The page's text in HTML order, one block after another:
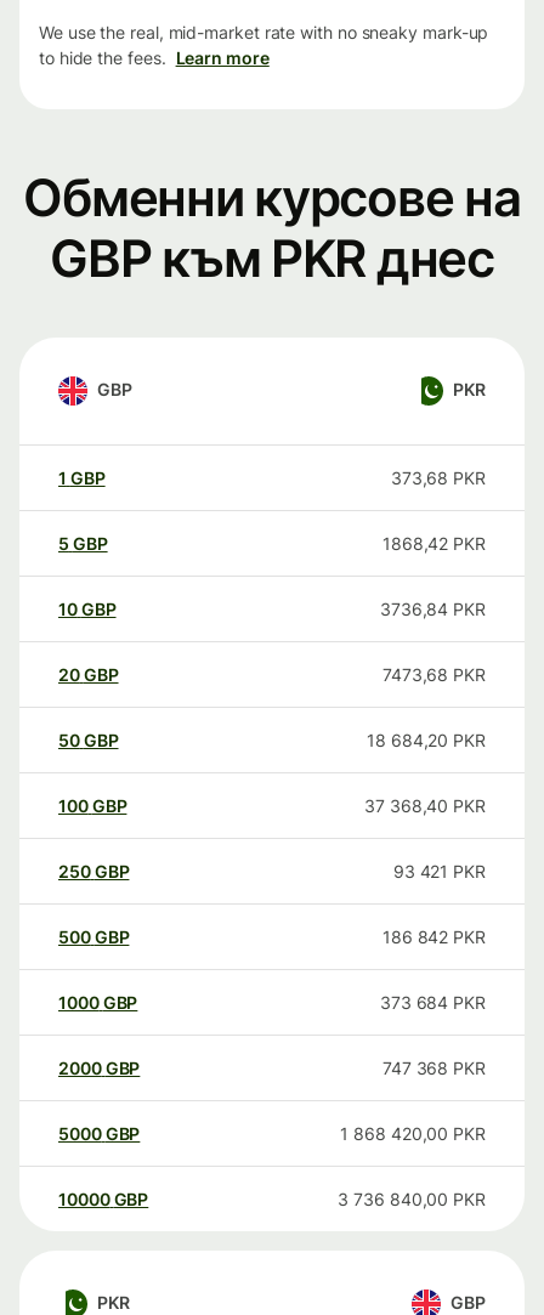
We use the real, mid-market rate with no sneaky mark-up
to hide the fees. Learn more
Обменни курсове на
GBP към PKR днес
GBP PKR
1 GBP 373,68 PKR
5 GBP 1868,42 PKR
10GBP 3736,84 PKR
20GBP 7473,68 PKR
50GBP 18 684,20 PKR
100GBP 37 368,40 PKR
250GBP 93 421 PKR
500GBP 186 842 PKR
1000GBP 373 684 PKR
2000GBP 747 368 PKR
5000GBP 1 868 420,00 PKR
10000 GBP 3 736 840,00 PKR
PKR GBP